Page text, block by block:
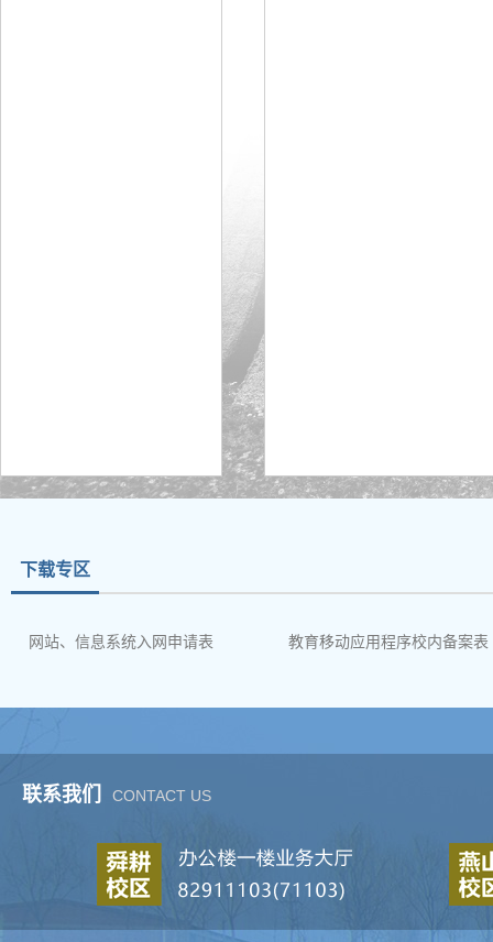
下载专区
网站、信息系统入网申请表 教育移动应用程序校内备案表
联系我们 CONTACT US